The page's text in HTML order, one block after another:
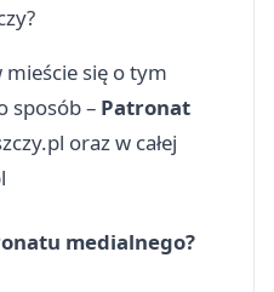
mieście się o tym
sposób – Patronat
oraz w całej
medialnego?